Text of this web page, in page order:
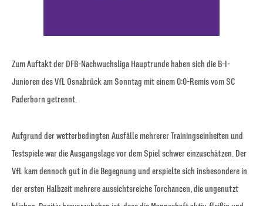
Zum Auftakt der DFB-Nachwuchsliga Hauptrunde haben sich die B-I-
Junioren des VfL Osnabrück am Sonntag mit einem 0:0-Remis vom SC
Paderborn getrennt.
Aufgrund der wetterbedingten Ausfälle mehrerer Trainingseinheiten und
Testspiele war die Ausgangslage vor dem Spiel schwer einzuschätzen. Der
VfL kam dennoch gut in die Begegnung und erspielte sich insbesondere in
der ersten Halbzeit mehrere aussichtsreiche Torchancen, die ungenutzt